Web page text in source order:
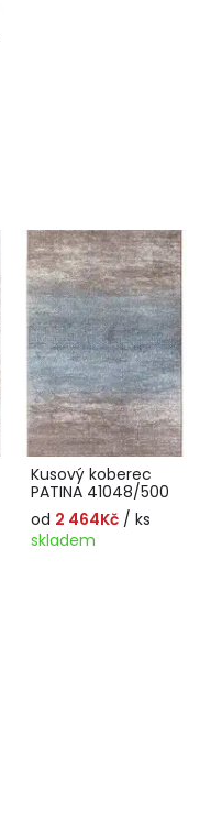
Kusový koberec
PATINA 41048/500
od 2 464Kč / ks
skladem